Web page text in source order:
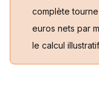
complète
euros nets par
le calcul